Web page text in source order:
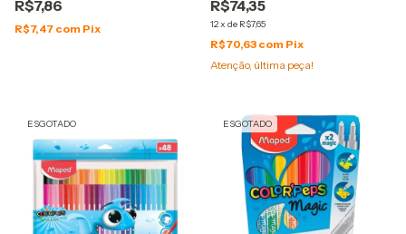
R$7,86
R$7,47 com Pix
R$74,35
12x de R$7,65
R$70,63 com Pix
Atenção, última peça!
ESGOTADO ESGOTADO